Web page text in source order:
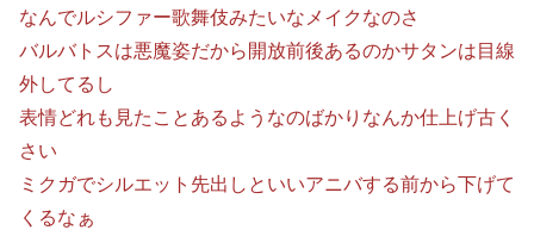
なんでルシファー歌舞伎みたいなメイクなのさ
バルバトスは悪魔姿だから開放前後あるのかサタンは目線
外してるし
表情どれも見たことあるようなのばかりなんか仕上げ古く
さい
ミクガでシルエット先出しといいアニバする前から下げて
くるなぁ